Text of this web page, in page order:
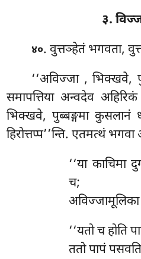
३.
४०. वुत्तञ्हेतं भगवता,
‘‘अविज्जा , भिक्खवे,
समापत्तिया अन्वदेव
भिक्खवे, पुब्बङ्गमा कुसलानं
हिरोत्तप्प’’न्ति. एतमत्थं
‘‘या काचिमा
च;
‘‘यतो च होति
ततो पापं